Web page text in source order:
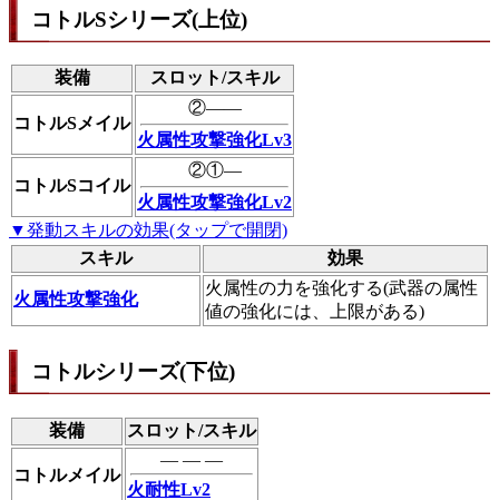
コトルSシリーズ(上位)
装備 スロット/スキル
コトルSメイル
②――
火属性攻撃強化Lv3
コトルSコイル
②①―
火属性攻撃強化Lv2
▼発動スキルの効果(タップで開閉)
スキル
効果
火属性攻撃強化
火属性の力を強化する(武器の属性
値の強化には、上限がある)
コトルシリーズ(下位)
装備 スロット/スキル
コトルメイル
― ― ―
火耐性Lv2